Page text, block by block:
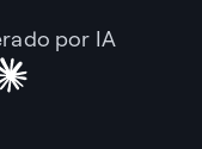
por IA